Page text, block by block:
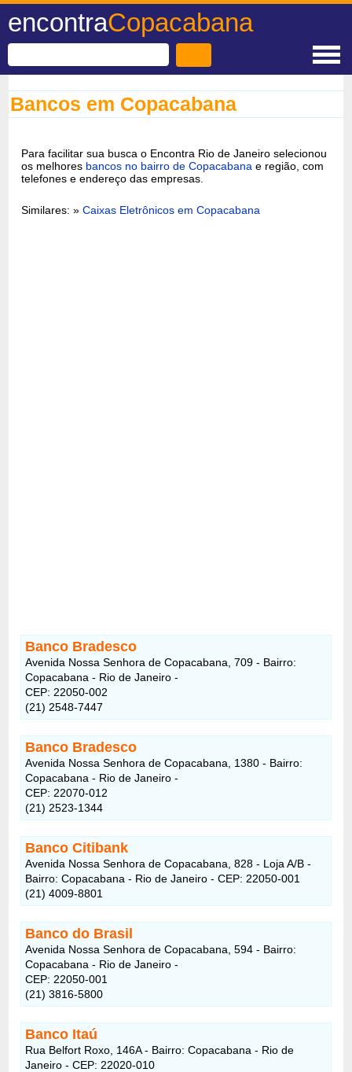
encontraCopacabana
Bancos em Copacabana
Para facilitar sua busca o Encontra Rio de Janeiro selecionou
os melhores bancos no bairro de Copacabana e região, com
telefones e endereço das empresas.
Similares: »Caixas Eletrônicos em Copacabana
Banco Bradesco
Avenida Nossa Senhora de Copacabana, 709 - Bairro:
Copacabana - Rio de Janeiro -
CEP: 22050-002
(21) 2548-7447
Banco Bradesco
Avenida Nossa Senhora de Copacabana, 1380 - Bairro:
Copacabana - Rio de Janeiro -
CEP: 22070-012
(21) 2523-1344
Banco Citibank
Avenida Nossa Senhora de Copacabana, 828 - Loja A/B -
Bairro: Copacabana - Rio de Janeiro - CEP: 22050-001
(21) 4009-8801
Banco do Brasil
Avenida Nossa Senhora de Copacabana, 594 - Bairro:
Copacabana - Rio de Janeiro -
CEP: 22050-001
(21) 3816-5800
Banco Itaú
Rua Belfort Roxo, 146A - Bairro: Copacabana - Rio de
Janeiro - CEP: 22020-010